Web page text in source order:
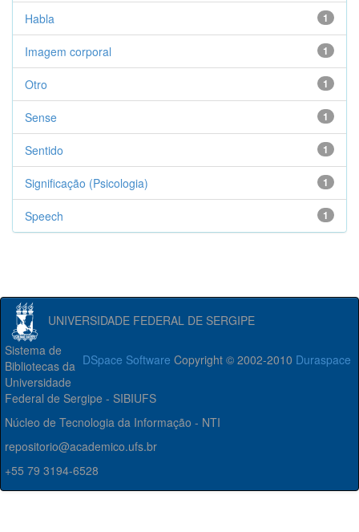
1
Habla
1
Imagem corporal
1
Otro
1
Sense
1
Sentido
1
Significação (Psicologia)
1
Speech
UNIVERSIDADE FEDERAL DE SERGIPE
DSpace Software Copyright © 2002-2010 Duraspace
Sistema de
Bibliotecas da
Universidade
Federal de Sergipe - SIBIUFS
Núcleo de Tecnologia da Informação - NTI
repositorio@academico.ufs.br
+55 79 3194-6528